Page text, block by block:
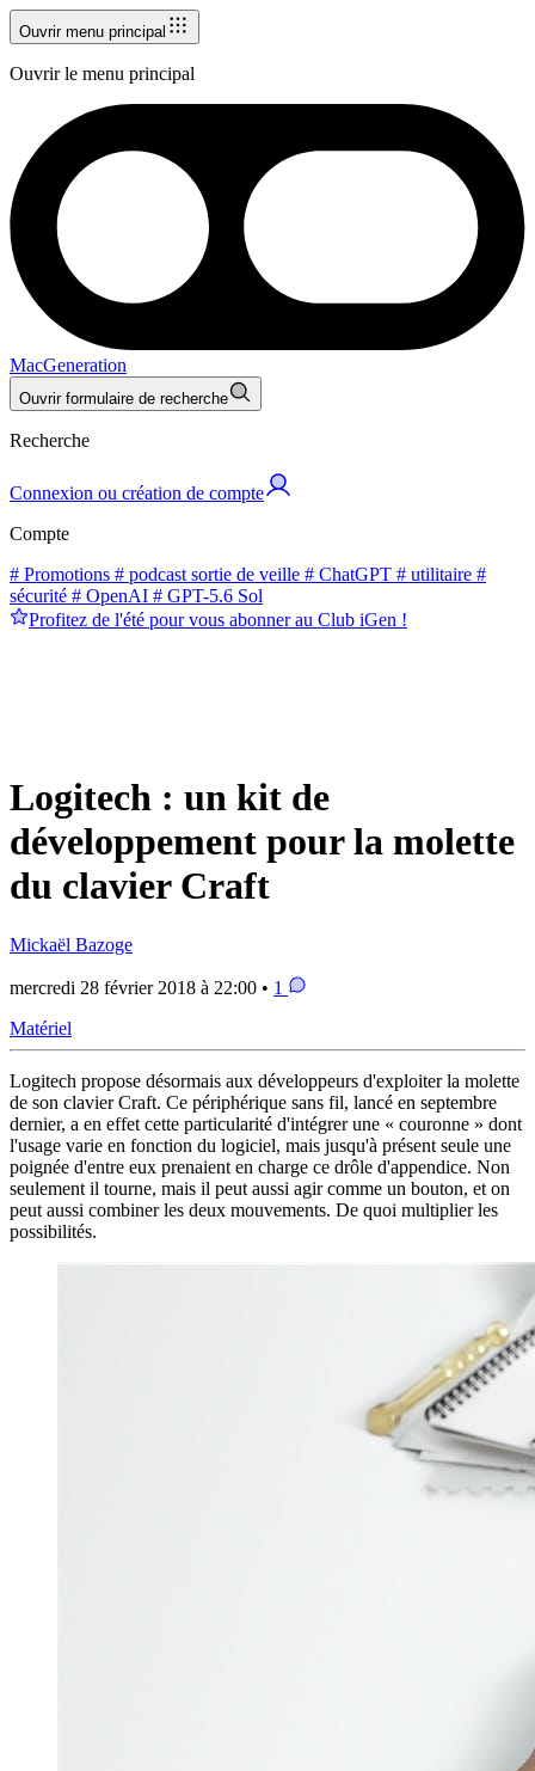
Ouvrir menu principal
Ouvrir le menu principal
MacGeneration
Ouvrir formulaire de recherche
Recherche
Connexion ou création de compte
Compte
# Promotions # podcast sortie de veille # ChatGPT # utilitaire #
sécurité # OpenAI # GPT-5.6 Sol
Profitez de l'été pour vous abonner au Club iGen !
Logitech : un kit de
développement pour la molette
du clavier Craft
Mickaël Bazoge
mercredi 28 février 2018 à 22:00 • 1
Matériel
Logitech propose désormais aux développeurs d'exploiter la molette
de son clavier Craft. Ce périphérique sans fil, lancé en septembre
dernier, a en effet cette particularité d'intégrer une « couronne » dont
l'usage varie en fonction du logiciel, mais jusqu'à présent seule une
poignée d'entre eux prenaient en charge ce drôle d'appendice. Non
seulement il tourne, mais il peut aussi agir comme un bouton, et on
peut aussi combiner les deux mouvements. De quoi multiplier les
possibilités.